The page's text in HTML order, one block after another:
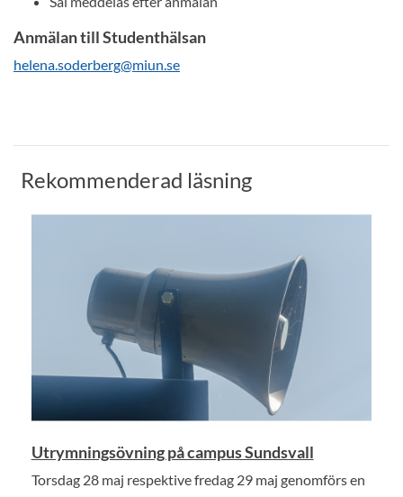
Anmälan till Studenthälsan
helena.soderberg@miun.se
Rekommenderad läsning
Utrymningsövning på campus Sundsvall
Torsdag 28 maj respektive fredag 29 maj genomförs en